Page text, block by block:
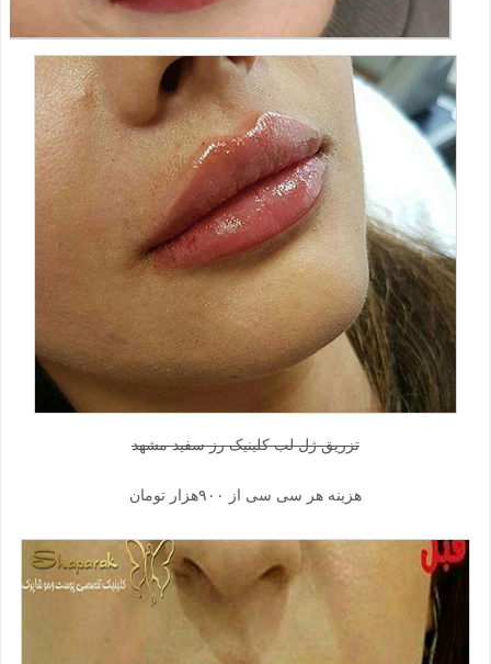
تزریق ژل لب کلینیک رز سفید مشهد
هزینه هر سی سی از ۹۰۰هزار تومان